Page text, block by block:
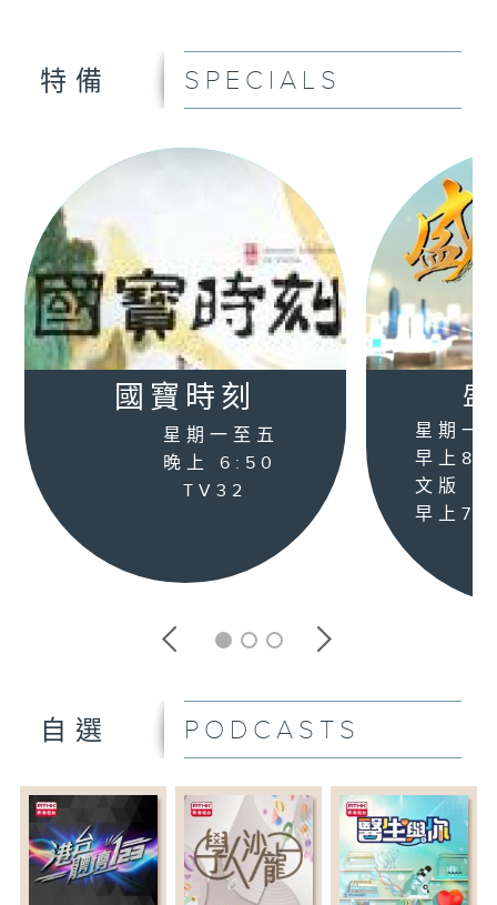
特備 SPECIALS
國寶時刻
星期一至五
晚上 6:50
TV32
星期一
早上
文版
早上
自選 PODCASTS